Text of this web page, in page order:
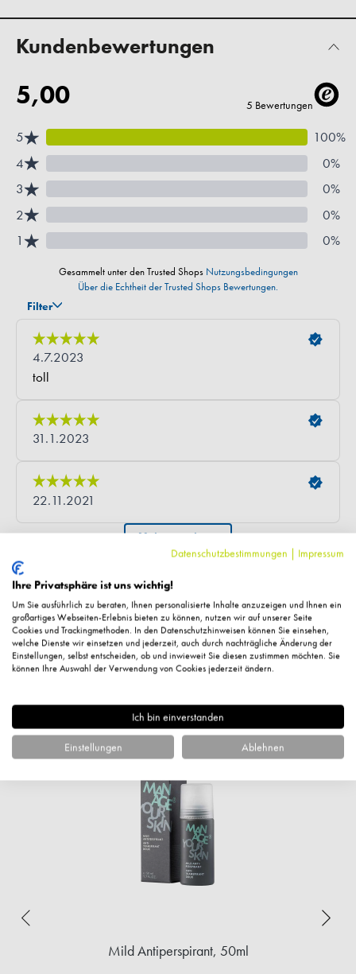
Kundenbewertungen
Fragen zum Artikel?
Ähnliche Artikel
Mild Antiperspirant, 50ml
Datenschutzbestimmungen | Impressum
Ihre Privatsphäre ist uns wichtig!
Um Sie ausführlich zu beraten, Ihnen personalisierte Inhalte anzuzeigen und Ihnen ein
großartiges Webseiten-Erlebnis bieten zu können, nutzen wir auf unserer Seite
Cookies und Trackingmethoden. In den Datenschutzhinweisen können Sie einsehen,
welche Dienste wir einsetzen und jederzeit, auch durch nachträgliche Änderung der
Einstellungen, selbst entscheiden, ob und inwieweit Sie diesen zustimmen möchten. Sie
können Ihre Auswahl der Verwendung von Cookies jederzeit ändern.
Ich bin einverstanden
Einstellungen Ablehnen